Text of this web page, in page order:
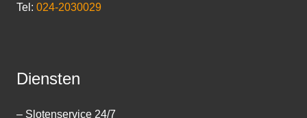
Tel: 024-2030029
Diensten
– Slotenservice 24/7